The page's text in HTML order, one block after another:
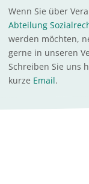
Wenn Sie über
Abteilung
werden möchten,
gerne in unseren
Schreiben Sie uns
kurze Email.